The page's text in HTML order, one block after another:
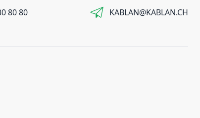
80 80 KABLAN@KABLAN.CH